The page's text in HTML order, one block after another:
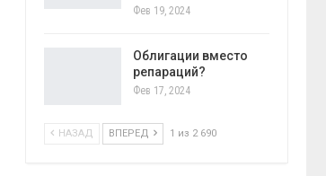
Фев 19, 2024
Облигации вместо
репараций?
Фев 17, 2024
НАЗАД ВПЕРЕД 1 из 2 690